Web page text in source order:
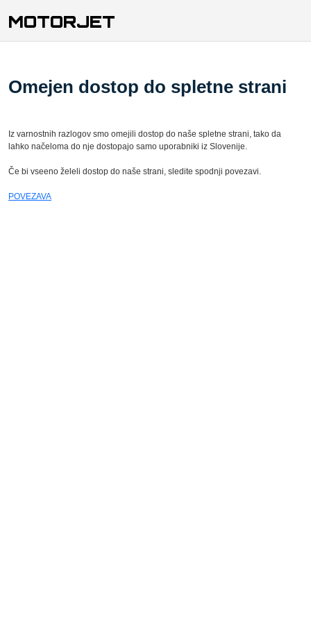
MOTORJET
Omejen dostop do spletne strani
Iz varnostnih razlogov smo omejili dostop do naše spletne strani, tako da
lahko načeloma do nje dostopajo samo uporabniki iz Slovenije.
Če bi vseeno želeli dostop do naše strani, sledite spodnji povezavi.
POVEZAVA